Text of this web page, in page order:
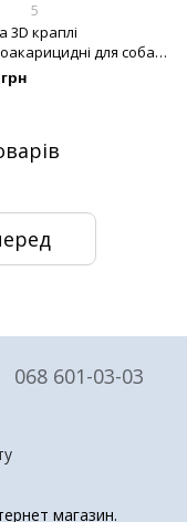
5
3D краплі
для собак
3 шт х 4,7 мл
068 601-03-03
магазин.